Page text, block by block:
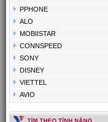
PPHONE
ALO
MOBIISTAR
CONNSPEED
SONY
DISNEY
VIETTEL
AVIO